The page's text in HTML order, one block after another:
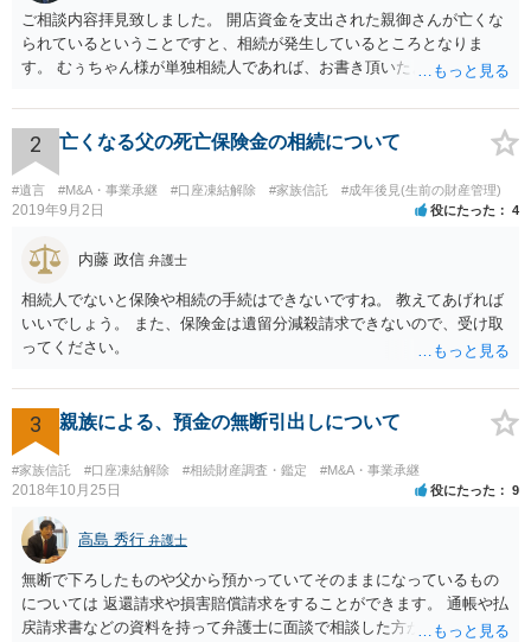
ご相談内容拝見致しました。 開店資金を支出された親御さんが亡くな
られているということですと、相続が発生しているところとなりま
す。 むぅちゃん様が単独相続人であれば、お書き頂いたような方法で
相続人おられるということであれば、他の相続人との協議が必要とな
るところです。 また、当該点とは別にご主人から貸付ではなく贈与で
あると主張される可能性がございます。 その場合には、貸付であるこ
とを伺わせる事情をどれだけ積み重ねることが出来るか、というとこ
ろとなります。 返済の事実や、返済を約束するメール等です。 金額の
おく方が宜しいかと思います。 緊急という訳ではないかと思います
目に弁護士を入れられることを御検討頂くと良いかと思います。
2 亡くなる父の死亡保険金の相続について
#遺言 #M&A・事業承継 #口座凍結解除 #家族信託 #成年後見(生前の財産管理)
2019年9月2日 役にたった 4
内藤 政信 弁護士
相続人でないと保険や相続の手続はできないですね。 教えてあげれば
いいでしょう。 また、保険金は遺留分減殺請求できないので、受け取
ってください。
3 親族による、預金の無断引出しについて
#家族信託 #口座凍結解除 #相続財産調査・鑑定 #M&A・事業承継
2018年10月25日 役にたった 9
高島 秀行 弁護士
無断で下ろしたものや父から預かっていてそのままになっているもの
については 返還請求や損害賠償請求をすることができます。 通帳や払
戻請求書などの資料を持って弁護士に面談で相談した方がよいと思い